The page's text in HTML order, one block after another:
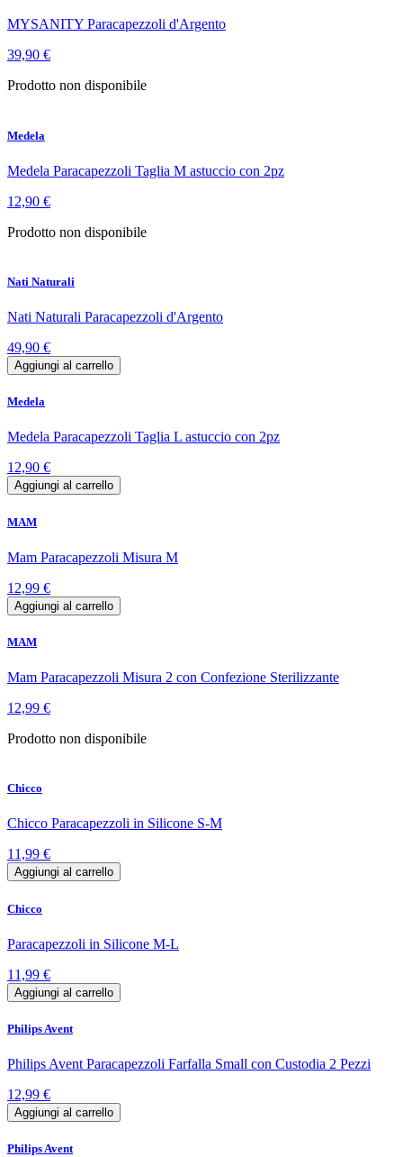
MYSANITY Paracapezzoli d'Argento
39,90 €
Prodotto non disponibile
Medela
Medela Paracapezzoli Taglia M astuccio con 2pz
12,90 €
Prodotto non disponibile
Nati Naturali
Nati Naturali Paracapezzoli d'Argento
49,90 €
Aggiungi al carrello
Medela
Medela Paracapezzoli Taglia L astuccio con 2pz
12,90 €
Aggiungi al carrello
MAM
Mam Paracapezzoli Misura M
12,99 €
Aggiungi al carrello
MAM
Mam Paracapezzoli Misura 2 con Confezione Sterilizzante
12,99 €
Prodotto non disponibile
Chicco
Chicco Paracapezzoli in Silicone S-M
11,99 €
Aggiungi al carrello
Chicco
Paracapezzoli in Silicone M-L
11,99 €
Aggiungi al carrello
Philips Avent
Philips Avent Paracapezzoli Farfalla Small con Custodia 2 Pezzi
12,99 €
Aggiungi al carrello
Philips Avent